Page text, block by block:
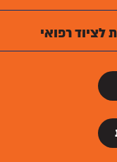
לציוד רפואי